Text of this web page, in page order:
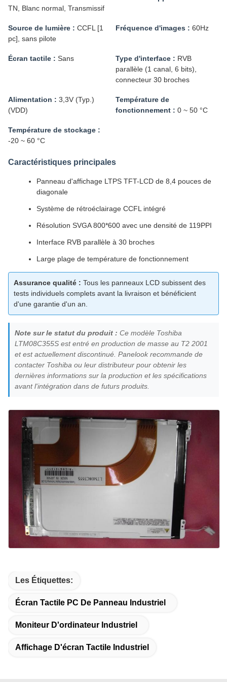
TN, Blanc normal, Transmissif
Source de lumière : CCFL [1
pc], sans pilote
Fréquence d'images : 60Hz
Écran tactile : Sans Type d'interface : RVB
parallèle (1 canal, 6 bits),
connecteur 30 broches
Alimentation : 3,3V (Typ.)
(VDD)
Température de
fonctionnement : 0 ~ 50 °C
Température de stockage :
-20 ~ 60 °C
Caractéristiques principales
Panneau d'affichage LTPS TFT-LCD de 8,4 pouces de
diagonale
Système de rétroéclairage CCFL intégré
Résolution SVGA 800*600 avec une densité de 119PPI
Interface RVB parallèle à 30 broches
Large plage de température de fonctionnement
Assurance qualité : Tous les panneaux LCD subissent des
tests individuels complets avant la livraison et bénéficient
d'une garantie d'un an.
Note sur le statut du produit : Ce modèle Toshiba
LTM08C355S est entré en production de masse au T2 2001
et est actuellement discontinué. Panelook recommande de
contacter Toshiba ou leur distributeur pour obtenir les
dernières informations sur la production et les spécifications
avant l'intégration dans de futurs produits.
Les Étiquettes:
Écran Tactile PC De Panneau Industriel
Moniteur D'ordinateur Industriel
Affichage D'écran Tactile Industriel